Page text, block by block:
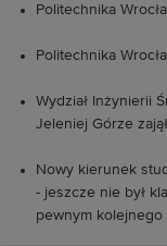
Politechnika
Politechnika
Wydział Inżynierii
Jeleniej Górze zajął
Nowy kierunek
- jeszcze nie był
pewnym